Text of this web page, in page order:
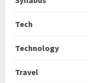
Tech
Technology
Travel